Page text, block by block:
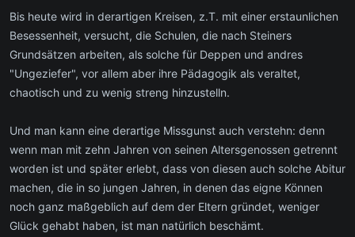
Bis heute wird in derartigen Kreisen, z.T. mit einer erstaunlichen
Besessenheit, versucht, die Schulen, die nach Steiners
Grundsätzen arbeiten, als solche für Deppen und andres
"Ungeziefer", vor allem aber ihre Pädagogik als veraltet,
chaotisch und zu wenig streng hinzustelln.
Und man kann eine derartige Missgunst auch verstehn: denn
wenn man mit zehn Jahren von seinen Altersgenossen getrennt
worden ist und später erlebt, dass von diesen auch solche Abitur
machen, die in so jungen Jahren, in denen das eigne Können
noch ganz maßgeblich auf dem der Eltern gründet, weniger
Glück gehabt haben, ist man natürlich beschämt.